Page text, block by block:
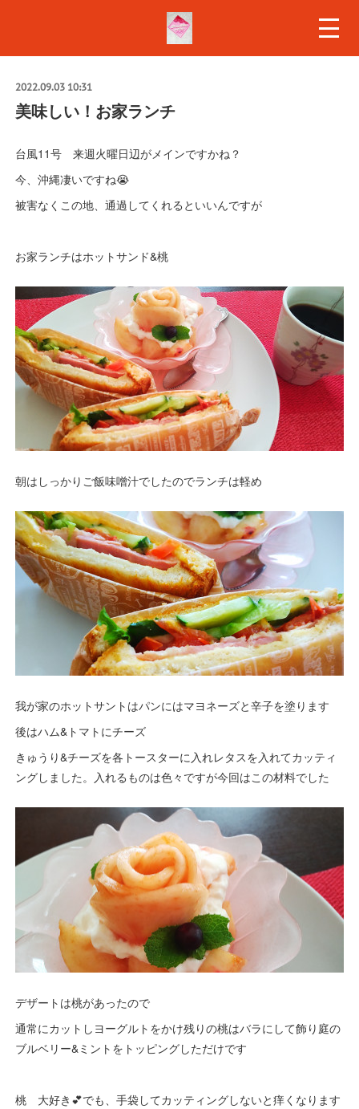
2022.09.03 10:31
美味しい！お家ランチ
台風11号 来週火曜日辺がメインですかね？
今、沖縄凄いですね😭
被害なくこの地、通過してくれるといいんですが
お家ランチはホットサンド&桃
朝はしっかりご飯味噌汁でしたのでランチは軽め
我が家のホットサントはパンにはマヨネーズと辛子を塗ります
後はハム&トマトにチーズ
きゅうり&チーズを各トースターに入れレタスを入れてカッティ
ングしました。入れるものは色々ですが今回はこの材料でした
デザートは桃があったので
通常にカットしヨーグルトをかけ残りの桃はバラにして飾り庭の
ブルベリー&ミントをトッピングしただけです
桃 大好き💕でも、手袋してカッティングしないと痒くなります